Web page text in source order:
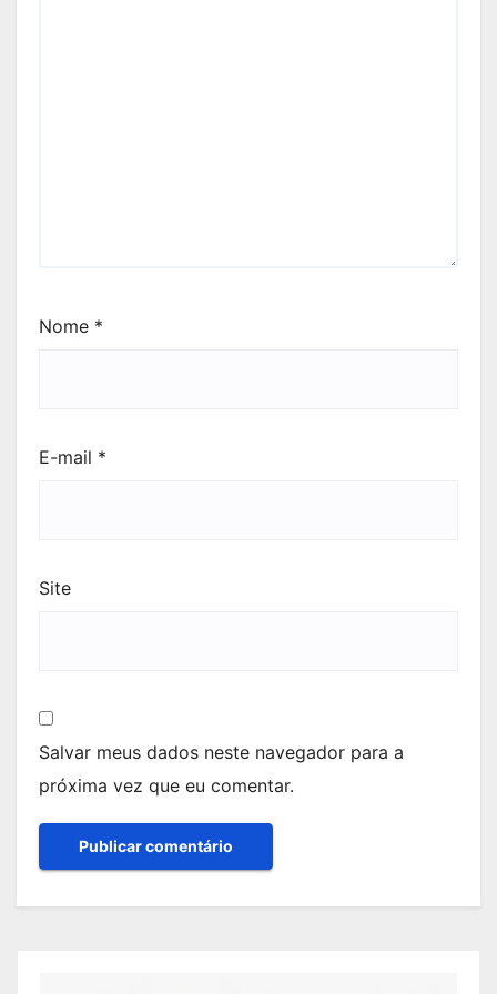
Nome *
E-mail *
Site
Salvar meus dados neste navegador para a
próxima vez que eu comentar.